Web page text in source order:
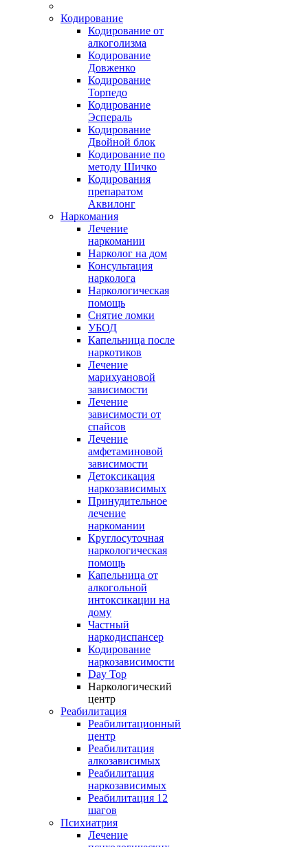
Кодирование
Кодирование от
алкоголизма
Кодирование
Довженко
Кодирование
Торпедо
Кодирование
Эспераль
Кодирование
Двойной блок
Кодирование по
методу Шичко
Кодирования
препаратом
Аквилонг
Наркомания
Лечение
наркомании
Нарколог на дом
Консультация
нарколога
Наркологическая
помощь
Снятие ломки
УБОД
Капельница после
наркотиков
Лечение
марихуановой
зависимости
Лечение
зависимости от
спайсов
Лечение
амфетаминовой
зависимости
Детоксикация
наркозависимых
Принудительное
лечение
наркомании
Круглосуточная
наркологическая
помощь
Капельница от
алкогольной
интоксикации на
дому
Частный
наркодиспансер
Кодирование
наркозависимости
Day Top
Наркологический
центр
Реабилитация
Реабилитационный
центр
Реабилитация
алкозависимых
Реабилитация
наркозависимых
Реабилитация 12
шагов
Психиатрия
Лечение